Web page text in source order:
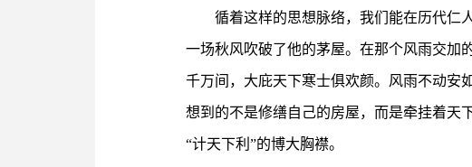
循着这样的思想脉络，我们能在历代仁
一场秋风吹破了他的茅屋。在那个风雨交加
千万间，大庇天下寒士俱欢颜。风雨不动安
想到的不是修缮自己的房屋，而是牵挂着天
“计天下利”的博大胸襟。